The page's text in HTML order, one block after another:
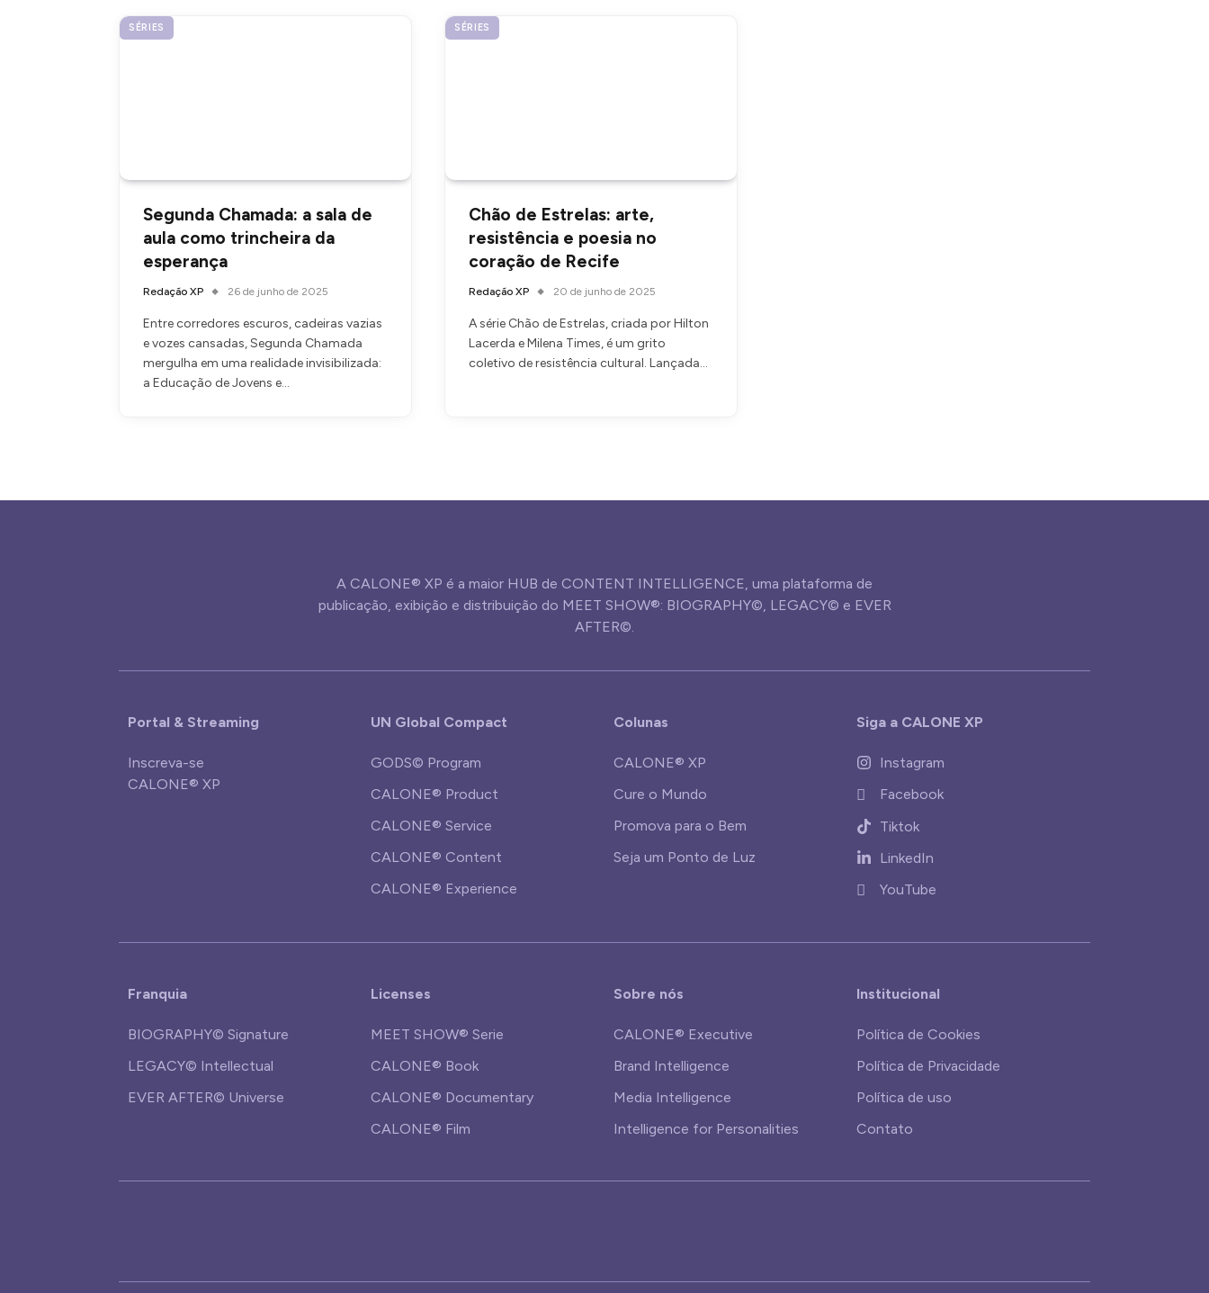
SÉRIES
Segunda Chamada: a sala de
aula como trincheira da
esperança
Redação XP 26 de junho de 2025
Entre corredores escuros, cadeiras vazias
e vozes cansadas, Segunda Chamada
mergulha em uma realidade invisibilizada:
a Educação de Jovens e…
SÉRIES
Chão de Estrelas: arte,
resistência e poesia no
coração de Recife
Redação XP 20 de junho de 2025
A série Chão de Estrelas, criada por Hilton
Lacerda e Milena Times, é um grito
coletivo de resistência cultural. Lançada…
A CALONE® XP é a maior HUB de CONTENT INTELLIGENCE, uma plataforma de
publicação, exibição e distribuição do MEET SHOW®: BIOGRAPHY©, LEGACY© e EVER
AFTER©.
Portal & Streaming
Inscreva-se
CALONE® XP
UN Global Compact
GODS© Program
CALONE® Product
CALONE® Service
CALONE® Content
CALONE® Experience
Colunas
CALONE® XP
Cure o Mundo
Promova para o Bem
Seja um Ponto de Luz
Siga a CALONE XP
Instagram
Facebook
Tiktok
LinkedIn
YouTube
Franquia
BIOGRAPHY© Signature
LEGACY© Intellectual
EVER AFTER© Universe
Licenses
MEET SHOW® Serie
CALONE® Book
CALONE® Documentary
CALONE® Film
Sobre nós
CALONE® Executive
Brand Intelligence
Media Intelligence
Intelligence for Personalities
Institucional
Política de Cookies
Política de Privacidade
Política de uso
Contato